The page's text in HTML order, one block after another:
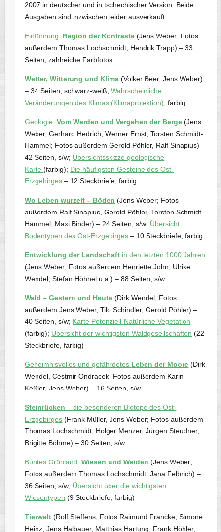
2007 in deutscher und in tschechischer Version. Beide
Ausgaben sind inzwischen leider ausverkauft.
Einführung: Region der Kontraste (Jens Weber; Fotos
außerdem Thomas Lochschmidt, Hendrik Trapp) – 33
Seiten, zahlreiche Farbfotos
Wetter, Witterung und Klima (Volker Beer, Jens Weber)
– 34 Seiten, schwarz-weiß;Wahrscheinliche
Veränderungen des Klimas (Klimaprojektion) , farbig
Geologie:Vom Werden und Vergehen der Berge (Jens
Weber, Gerhard Hedrich, Werner Ernst, Torsten Schmidt-
Hammel; Fotos außerdem Gerold Pöhler, Ralf Sinapius) –
42 Seiten, s/w; Übersichtsskizze geologische
Karte(farbig); Die häufigsten Gesteine des Ost-
Erzgebirges – 12 Steckbriefe, farbig
Wo Leben wurzelt – Böden (Jens Weber; Fotos
außerdem Ralf Sinapius, Gerold Pöhler, Torsten Schmidt-
Hammel, Maxi Binder) – 24 Seiten, s/w; Übersicht
Bodentypen des Ost-Erzgebirges – 10 Steckbriefe, farbig
Entwicklung der Landschaft in den letzten 1000 Jahren
(Jens Weber; Fotos außerdem Henriette John, Ulrike
Wendel, Stefan Höhnel u.a.) – 88 Seiten, s/w
Wald – Gestern und Heute (Dirk Wendel, Fotos
außerdem Jens Weber, Tilo Schindler, Gerold Pöhler) –
40 Seiten, s/w; Karte Potenziell-Natürliche Vegetation
(farbig); Übersicht der wichtigsten Waldgesellschaften (22
Steckbriefe, farbig)
Geheimnisvolles und gefährdetes Leben der Moore (Dirk
Wendel, Cestmir Ondracek; Fotos außerdem Karin
Keßler, Jens Weber) – 16 Seiten, s/w
Steinrücken – die besonderen Biotope des Ost-
Erzgebirges (Frank Müller, Jens Weber; Fotos außerdem
Thomas Lochschmidt, Holger Menzer, Jürgen Steudner,
Brigitte Böhme) – 30 Seiten, s/w
Buntes Grünland:Wiesen und Weiden (Jens Weber;
Fotos außerdem Thomas Lochschmidt, Jana Felbrich) –
36 Seiten, s/w; Übersicht über die wichtigsten
Wiesentypen (9 Steckbriefe, farbig)
Tierwelt (Rolf Steffens; Fotos Raimund Francke, Simone
Heinz, Jens Halbauer, Matthias Hartung, Frank Höhler,